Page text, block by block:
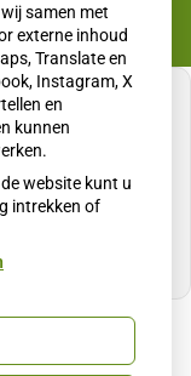
voor
te zien.
samen met
externe inhoud
Translate en
Instagram, X
en
kunnen
website kunt u
intrekken of